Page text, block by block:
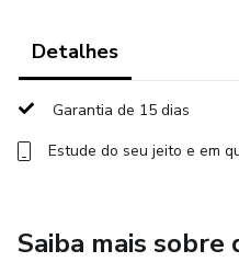
Detalhes
Garantia de 15 dias
Estude do seu jeito e em
Saiba mais sobre